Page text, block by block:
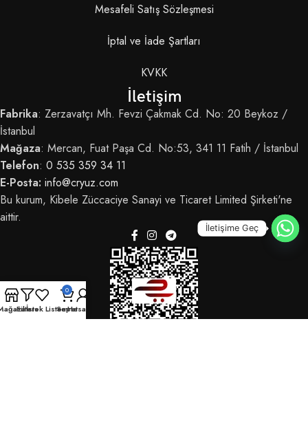
Mesafeli Satış Sözleşmesi
İptal ve İade Şartları
KVKK
İletişim
Fabrika: Zerzavatçı Mh. Fevzi Çakmak Cd. No: 20 Beykoz /
İstanbul
Mağaza: Mercan, Fuat Paşa Cd. No:53, 341 11 Fatih / İstanbul
Telefon: 0 535 359 34 11
E-Posta: info@cryuz.com
Bu kurum, Kibele Züccaciye Sanayi ve Ticaret Limited Şirketi'ne
aittir.
Filtersİstek Listem
0
SepetHesabım
İletişime Geç